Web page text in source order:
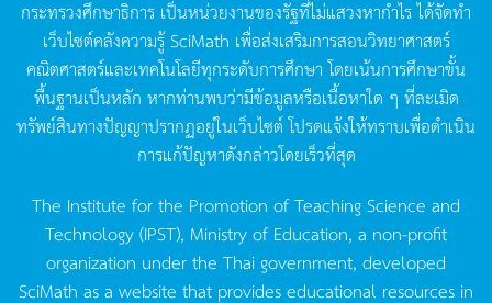
กระทรวงศึกษาธิการ เป็นหน่วยงานของรัฐที่ไม่แสวงหากำไรได้จัดทำ
เว็บไซต์คลังความรู้SciMath เพื่อส่งเสริมการสอนวิทยาศาสตร์
คณิตศาสตร์และเทคโนโลยีทุกระดับการศึกษา โดยเน้นการศึกษาขั้น
พื้นฐานเป็นหลัก หากท่านพบว่ามีข้อมูลหรือเนื้อหาใด ๆ ที่ละเมิด
ทรัพย์สินทางปัญญาปรากฏอยู่ในเว็บไซต์โปรดแจ้งให้ทราบเพื่อดำเนิน
การแก้ปัญหาดังกล่าวโดยเร็วที่สุด
The Institute for the Promotion of Teaching Science and
Technology (IPST), Ministry of Education, a non-profit
organization under the Thai government, developed
SciMath as a website that provides educational resources in